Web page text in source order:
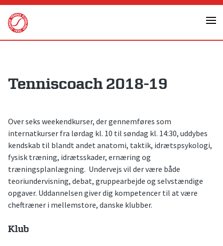
Skip
content
Tenniscoach 2018-19
Over seks weekendkurser, der gennemføres som
internatkurser fra lørdag kl. 10 til søndag kl. 14:30, uddybes
kendskab til blandt andet anatomi, taktik, idrætspsykologi,
fysisk træning, idrætsskader, ernæring og
træningsplanlægning. Undervejs vil der være både
teoriundervisning, debat, gruppearbejde og selvstændige
opgaver. Uddannelsen giver dig kompetencer til at være
cheftræner i mellemstore, danske klubber.
Klub